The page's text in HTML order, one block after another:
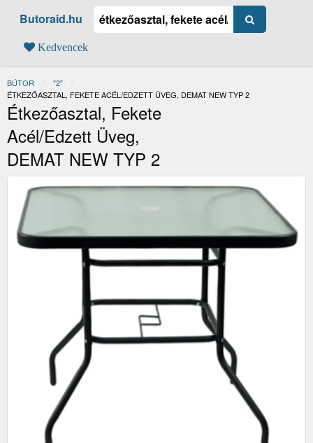
Butoraid.hu
Kedvencek
BÚTOR
"2"
JELENLEGI:
ÉTKEZŐASZTAL, FEKETE ACÉL/EDZETT ÜVEG, DEMAT NEW TYP 2
Étkezőasztal, Fekete
Acél/edzett Üveg,
DEMAT NEW TYP 2